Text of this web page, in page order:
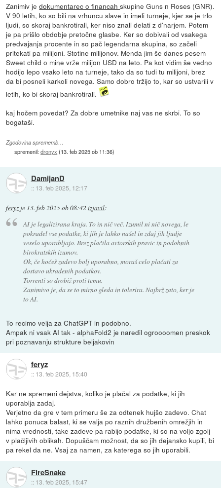
Zanimiv jedokumentarec o financahskupine Guns n Roses (GNR).
V 90 letih, ko so bili na vrhuncu slave in imeli turneje, kjer se je trlo
ljudi, so skoraj bankrotirali, ker niso znali delati z d'narjem. Potem
je pa prišlo obdobje pretočne glasbe. Ker so dobivali od vsakega
predvajanja procente in so pač legendarna skupina, so začeli
pritekati pa milijoni. Stotine milijonov. Menda jim še danes pesem
Sweet child o mine vrže milijon USD na leto. Pa kot vidim še vedno
hodijo lepo vsako leto na turneje, tako da so tudi tu milijoni, brez
da bi posneli karkoli novega. Samo dobro tržijo to, kar so ustvarili v
letih, ko bi skoraj bankrotirali.
kaj hočem povedat? Za dobre umetnike naj vas ne skrbi. To so
bogataši.
Zgodovina sprememb…
spremenil:dronyx (13. feb 2025 ob 11:36)
DamijanD
:: 13. feb 2025, 12:17
feryz je 13. feb 2025 ob 08:42 izjavil:
AI je legalizirana kraja. To in nič več. Izumil ni nič novega, le
pokradel vse podatke, ki jih je lahko našel in zdaj jih ljudje
veselo uporabljajo. Brez plačila avtorskih pravic in podobnih
birokratskih izumov.
Ok, če hočeš zadevo bolj uporabno, moraš celo plačati za
dostavo ukradenih podatkov.
Torrenti so drobiž proti temu.
Zanimivo je, da se to mirno gleda in tolerira. Najbrž zato, ker je
to AI.
To recimo velja za ChatGPT in podobno.
Ampak ni vsak AI tak - alphaFold2 je naredil ogroooomen preskok
pri poznavanju strukture beljakovin
feryz
:: 13. feb 2025, 15:40
Kar ne spremeni dejstva, koliko je plačal za podatke, ki jih
uporablja zadaj.
Verjetno da gre v tem primeru še za odtenek hujšo zadevo. Chat
lahko ponuca balast, ki se valja po raznih družbenih omrežjih in
nima vrednosti, take zadeve pa rabijo podatke, ki so na voljo zgolj
v plačljivih oblikah. Dopuščam možnost, da so jih dejansko kupili, bi
pa rekel da ne. Vsaj za namen, za katerega so jih uporabili.
FireSnake
:: 13. feb 2025, 15:47